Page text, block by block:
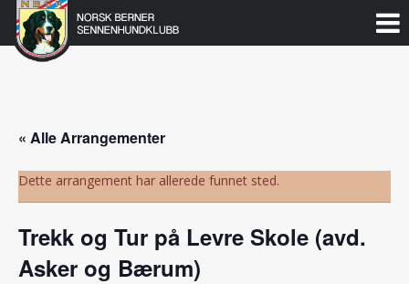
Gå
Norsk
Berner
« Alle Arrangementer
Dette arrangement har allerede funnet sted.
Trekk og Tur på Levre Skole (avd.
Asker og Bærum)